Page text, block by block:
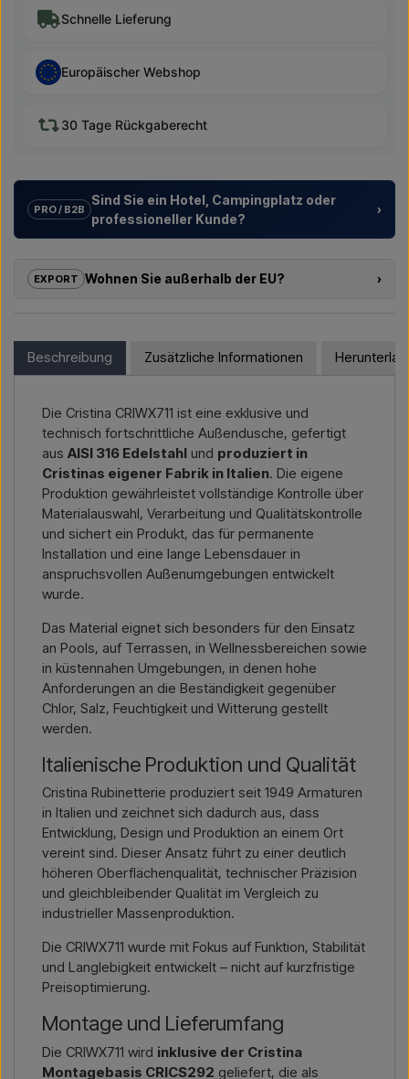
Schnelle Lieferung
Europäischer Webshop
30 Tage Rückgaberecht
PRO / B2B
Sind Sie ein Hotel, Campingplatz oder
professioneller Kunde?
›
Projektentwickler mit
Außenduschen – von der Modellauswahl bis zur richtigen
Möchten Sie einAngebot für ein Projekt oder eine
größere Lieferung, dann kontaktieren Sie uns – wir
antworten schnell.
Kontakt per E-Mail → Rufen Sie uns an →
EXPORT Wohnen Sie außerhalb der EU?
›
Webshop bestellen. Stattdessen können Sie uns kontaktieren
und einen Preis inklusive Lieferung und ggf. Zolldokumenten
Bitte geben Sie einfach an, für welchen Artikel Sie sich
interessieren (Artikelnummer oder Link zum Artikel) sowie
Rechnungs- und Lieferadresse – dann erhalten Sie ein
Angebot.
Kontakt per E-Mail → Rufen Sie uns an →
Beschreibung Zusätzliche Informationen
Die Cristina CRIWX711 ist eine exklusive und
technisch fortschrittliche Außendusche, gefertigt
aus AISI 316 Edelstahl und produziert in
Cristinas eigener Fabrik in Italien. Die eigene
Produktion gewährleistet vollständige Kontrolle über
Materialauswahl, Verarbeitung und Qualitätskontrolle
und sichert ein Produkt, das für permanente
Installation und eine lange Lebensdauer in
anspruchsvollen Außenumgebungen entwickelt
wurde.
Das Material eignet sich besonders für den Einsatz
an Pools, auf Terrassen, in Wellnessbereichen sowie
in küstennahen Umgebungen, in denen hohe
Anforderungen an die Beständigkeit gegenüber
Chlor, Salz, Feuchtigkeit und Witterung gestellt
werden.
Italienische Produktion und Qualität
Cristina Rubinetterie produziert seit 1949 Armaturen
in Italien und zeichnet sich dadurch aus, dass
Entwicklung, Design und Produktion an einem Ort
vereint sind. Dieser Ansatz führt zu einer deutlich
höheren Oberflächenqualität, technischer Präzision
und gleichbleibender Qualität im Vergleich zu
industrieller Massenproduktion.
Die CRIWX711 wurde mit Fokus auf Funktion, Stabilität
und Langlebigkeit entwickelt – nicht auf kurzfristige
Preisoptimierung.
Montage und Lieferumfang
Die CRIWX711 wird inklusive der Cristina
Montagebasis CRICS292 geliefert, die als